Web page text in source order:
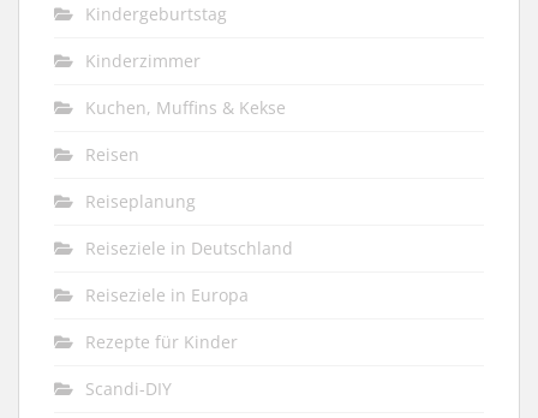
Kindergeburtstag
Kinderzimmer
Kuchen, Muffins & Kekse
Reisen
Reiseplanung
Reiseziele in Deutschland
Reiseziele in Europa
Rezepte für Kinder
Scandi-DIY